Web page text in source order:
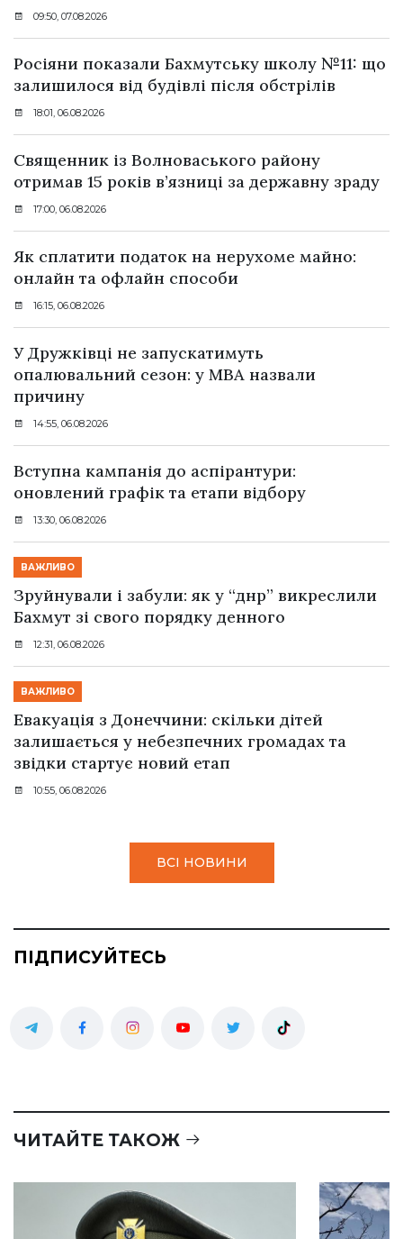
09:50, 07.08.2026
Росіяни показали Бахмутську школу №11: що
залишилося від будівлі після обстрілів
18:01, 06.08.2026
Священник із Волноваського району
отримав 15 років в’язниці за державну зраду
17:00, 06.08.2026
Як сплатити податок на нерухоме майно:
онлайн та офлайн способи
16:15, 06.08.2026
У Дружківці не запускатимуть
опалювальний сезон: у МВА назвали
причину
14:55, 06.08.2026
Вступна кампанія до аспірантури:
оновлений графік та етапи відбору
13:30, 06.08.2026
ВАЖЛИВО
Зруйнували і забули: як у “днр” викреслили
Бахмут зі свого порядку денного
12:31, 06.08.2026
ВАЖЛИВО
Евакуація з Донеччини: скільки дітей
залишається у небезпечних громадах та
звідки стартує новий етап
10:55, 06.08.2026
ВСІ НОВИНИ
ПІДПИСУЙТЕСЬ
ЧИТАЙТЕ ТАКОЖ